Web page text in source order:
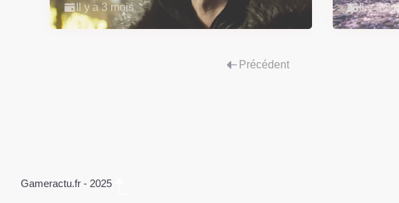
Il y a 3 mois Il y a 3
Précédent
Gameractu.fr - 2025